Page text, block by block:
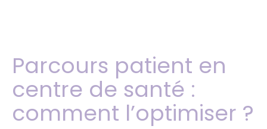
Parcours patient en
centre de santé :
comment l’optimiser ?